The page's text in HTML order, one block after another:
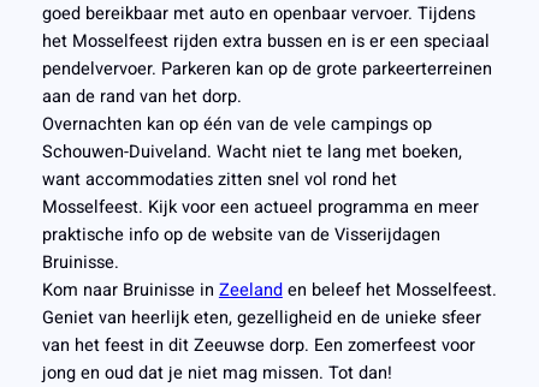
goed bereikbaar met auto en openbaar vervoer. Tijdens
het Mosselfeest rijden extra bussen en is er een speciaal
pendelvervoer. Parkeren kan op de grote parkeerterreinen
aan de rand van het dorp.
Overnachten kan op één van de vele campings op
Schouwen-Duiveland. Wacht niet te lang met boeken,
want accommodaties zitten snel vol rond het
Mosselfeest. Kijk voor een actueel programma en meer
praktische info op de website van de Visserijdagen
Bruinisse.
Kom naar Bruinisse in Zeelanden beleef het Mosselfeest.
Geniet van heerlijk eten, gezelligheid en de unieke sfeer
van het feest in dit Zeeuwse dorp. Een zomerfeest voor
jong en oud dat je niet mag missen. Tot dan!